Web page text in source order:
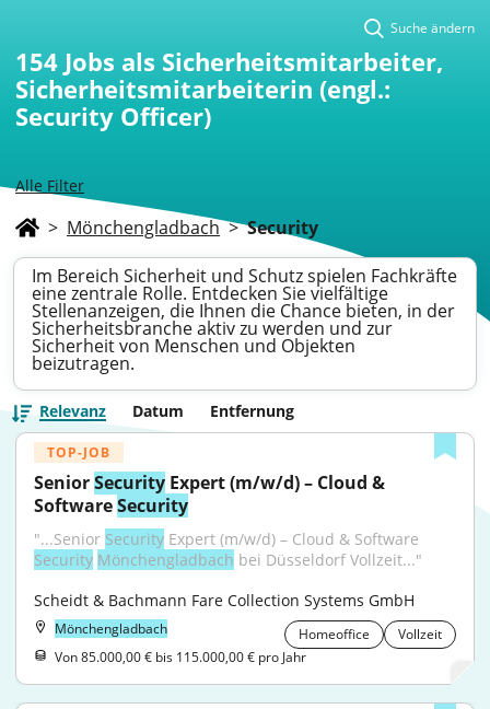
Alle Filter
Suche ändern
154 Jobs als Sicherheitsmitarbeiter,
Sicherheitsmitarbeiterin (engl.:
Security Officer)
> Mönchengladbach > Security
Im Bereich Sicherheit und Schutz spielen Fachkräfte
eine zentrale Rolle. Entdecken Sie vielfältige
Stellenanzeigen, die Ihnen die Chance bieten, in der
Sicherheitsbranche aktiv zu werden und zur
Sicherheit von Menschen und Objekten
beizutragen.
Relevanz Datum Entfernung
TOP-JOB
Senior Security Expert (m/w/d) – Cloud &
Software Security
"...Senior Security
Security Mönchengladbach bei Düsseldorf Vollzeit..."
Scheidt & Bachmann Fare Collection Systems GmbH
Mönchengladbach Homeoffice
Vollzeit
Von 85.000,00 € bis 115.000,00 € pro Jahr